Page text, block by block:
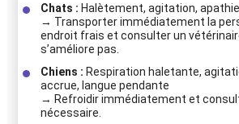
Chats : Halètement, agitation,
→ Transporter immédiatement la
endroit frais et consulter un
s’améliore pas.
Chiens : Respiration haletante,
accrue, langue pendante
→ Refroidir immédiatement et
nécessaire.